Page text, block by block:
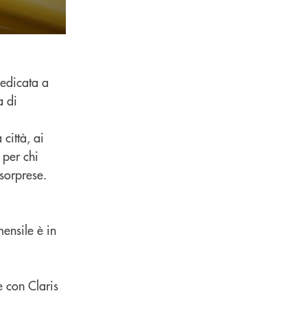
a
di
città, ai
chi
è in
con Claris